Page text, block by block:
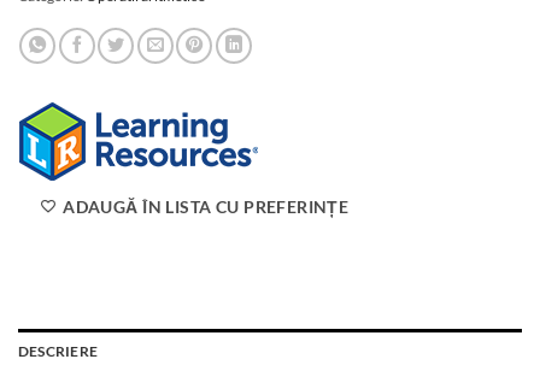
ADAUGĂ ÎN LISTA CU PREFERINȚE
DESCRIERE